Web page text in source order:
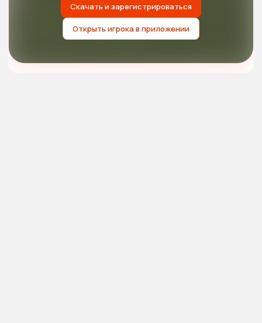
Скачать и зарегистрироваться
Открыть игрока в приложении